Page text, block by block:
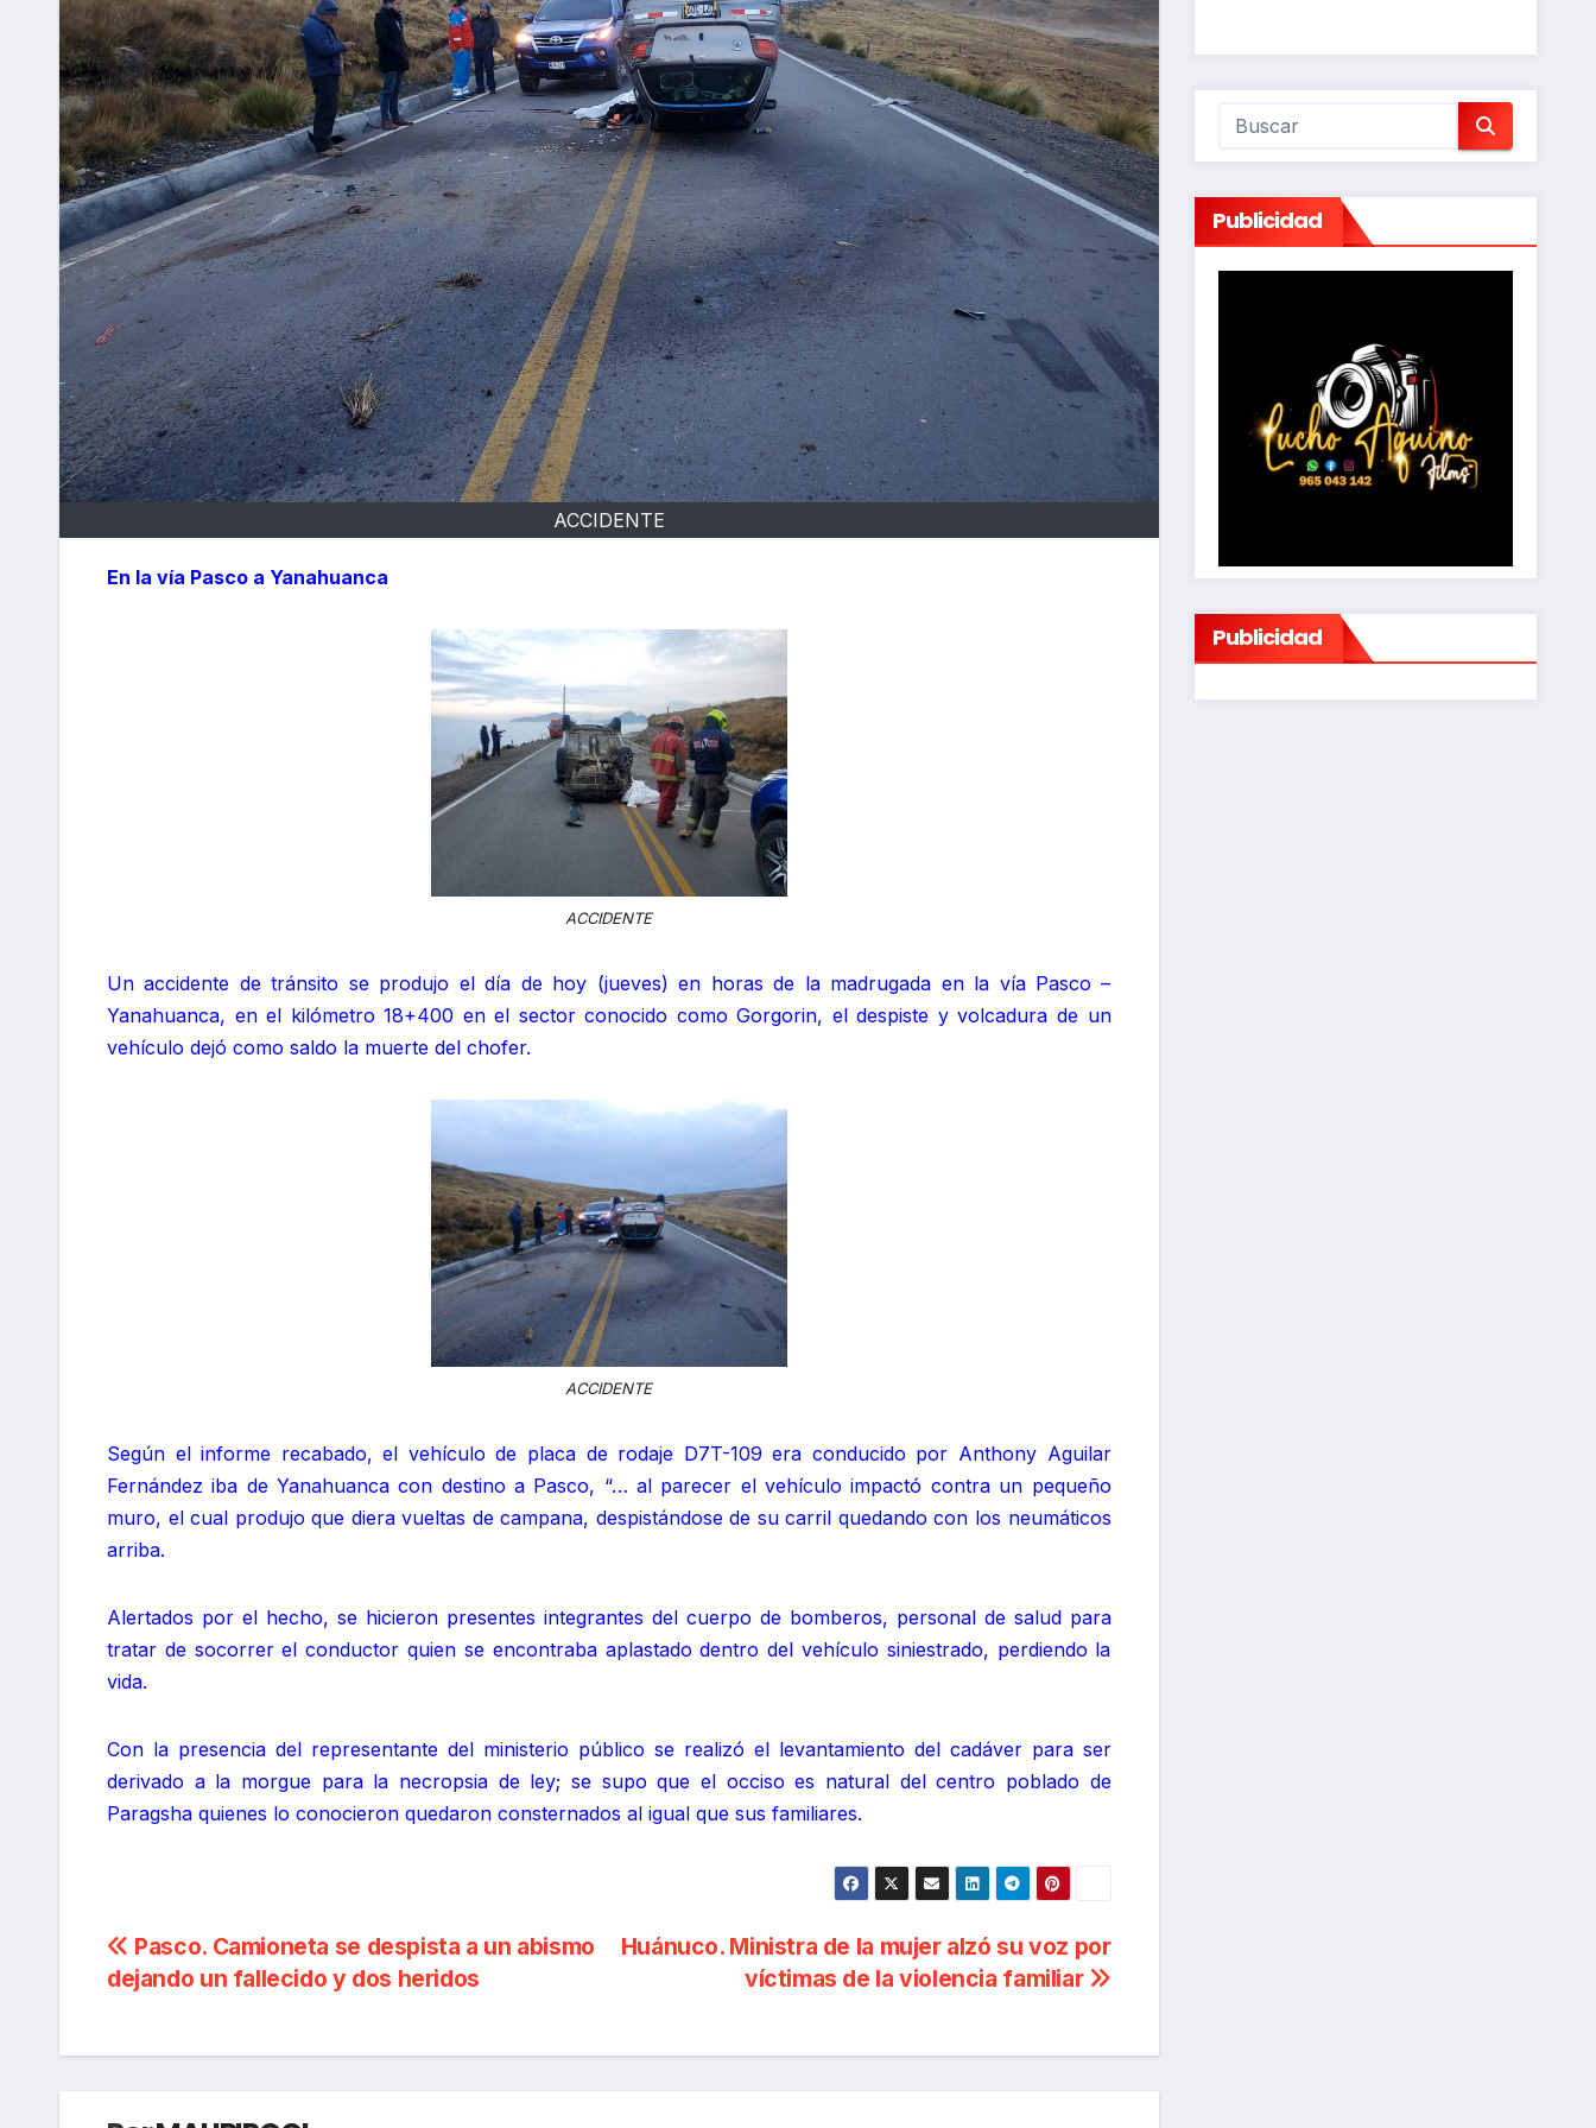
ACCIDENTE
En la vía Pasco a Yanahuanca
ACCIDENTE
Un accidente de tránsito se produjo el día de hoy (jueves) en horas de la madrugada en la vía Pasco –
Yanahuanca, en el kilómetro 18+400 en el sector conocido como Gorgorin, el despiste y volcadura de un
vehículo dejó como saldo la muerte del chofer.
ACCIDENTE
Según el informe recabado, el vehículo de placa de rodaje D7T-109 era conducido por Anthony Aguilar
Fernández iba de Yanahuanca con destino a Pasco, “… al parecer el vehículo impactó contra un pequeño
muro, el cual produjo que diera vueltas de campana, despistándose de su carril quedando con los neumáticos
arriba.
Alertados por el hecho, se hicieron presentes integrantes del cuerpo de bomberos, personal de salud para
tratar de socorrer el conductor quien se encontraba aplastado dentro del vehículo siniestrado, perdiendo la
vida.
Con la presencia del representante del ministerio público se realizó el levantamiento del cadáver para ser
derivado a la morgue para la necropsia de ley; se supo que el occiso es natural del centro poblado de
Paragsha quienes lo conocieron quedaron consternados al igual que sus familiares.
Navegación
de
entradas
Huánuco. Ministra de la mujer alzó su voz por
víctimas de la violencia familiar
Pasco. Camioneta se despista a un abismo
dejando un fallecido y dos heridos
Publicidad
Publicidad